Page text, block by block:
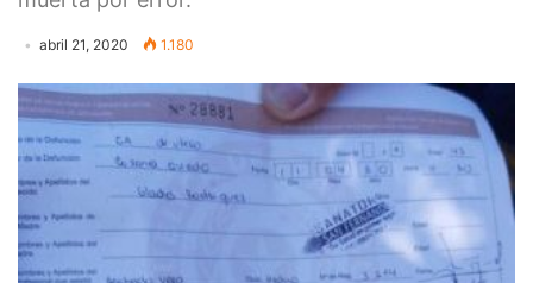
abril 21, 2020 1.180